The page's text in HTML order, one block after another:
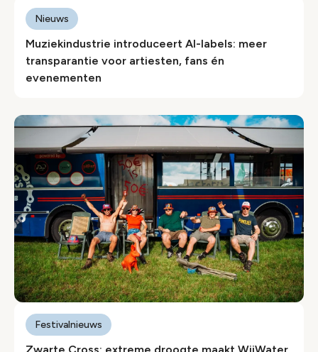
Muziekindustrie introduceert AI-labels: meer
transparantie voor artiesten, fans én
evenementen
Nieuws
Festivalnieuws